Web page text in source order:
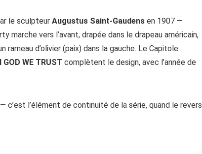
le sculpteur Augustus Saint-Gaudens en 1907 —
marche vers l’avant, drapée dans le drapeau américain,
d’olivier (paix) dans la gauche. Le Capitole
GOD WE TRUST complètent le design, avec l’année de
— c’est l’élément de continuité de la série, quand le revers